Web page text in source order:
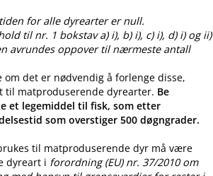
for alle dyrearter er null.
til nr. 1 bokstav a) i), b) i), c) i), d) i) og ii)
avrundes oppover til nærmeste antall
det er nødvendig å forlenge disse,
til matproduserende dyrearter. Be
et legemiddel til fisk, som etter
som overstiger 500 døgngrader.
til matproduserende dyr må være
dyreart i forordning (EU) nr. 37/2010 om